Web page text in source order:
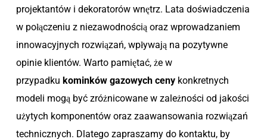
projektantów i dekoratorów wnętrz. Lata doświadczenia
w połączeniu z niezawodnością oraz wprowadzaniem
innowacyjnych rozwiązań, wpływają na pozytywne
opinie klientów. Warto pamiętać, że w
przypadku kominków gazowych cenykonkretnych
modeli mogą być zróżnicowane w zależności od jakości
użytych komponentów oraz zaawansowania rozwiązań
technicznych. Dlatego zapraszamy do kontaktu, by